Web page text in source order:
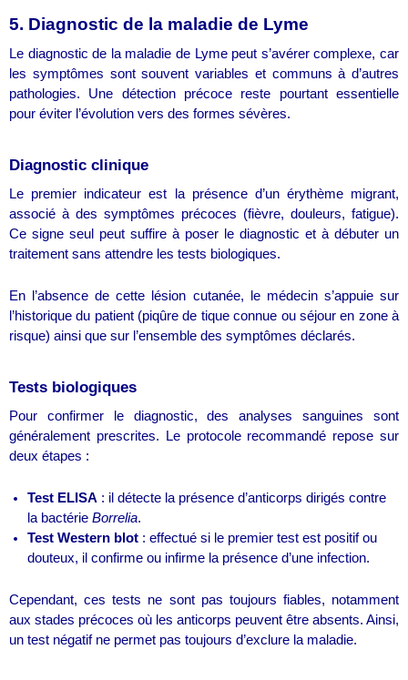
5. Diagnostic de la maladie de Lyme
Le diagnostic de la maladie de Lyme peut s’avérer complexe, car
les symptômes sont souvent variables et communs à d’autres
pathologies. Une détection précoce reste pourtant essentielle
pour éviter l’évolution vers des formes sévères.
Diagnostic clinique
Le premier indicateur est la présence d’un érythème migrant,
associé à des symptômes précoces (fièvre, douleurs, fatigue).
Ce signe seul peut suffire à poser le diagnostic et à débuter un
traitement sans attendre les tests biologiques.
En l’absence de cette lésion cutanée, le médecin s’appuie sur
l’historique du patient (piqûre de tique connue ou séjour en zone à
risque) ainsi que sur l’ensemble des symptômes déclarés.
Tests biologiques
Pour confirmer le diagnostic, des analyses sanguines sont
généralement prescrites. Le protocole recommandé repose sur
deux étapes :
Test ELISA : il détecte la présence d’anticorps dirigés contre
la bactérie Borrelia.
Test Western blot : effectué si le premier test est positif ou
douteux, il confirme ou infirme la présence d’une infection.
Cependant, ces tests ne sont pas toujours fiables, notamment
aux stades précoces où les anticorps peuvent être absents. Ainsi,
un test négatif ne permet pas toujours d’exclure la maladie.